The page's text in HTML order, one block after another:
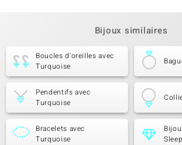
Bijoux similaires
Boucles d'oreilles avec
Turquoise
Pendentifs avec
Turquoise
Bracelets avec
Turquoise